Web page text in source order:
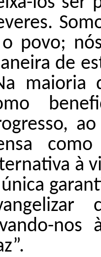
povo;
de
maioria
à
nos